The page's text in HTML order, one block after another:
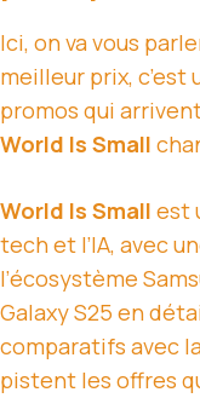
Ici, on va vous
meilleur prix,
promos qui
World Is Small
World Is Small est
tech et l’IA, avec
l’écosystème
Galaxy S25 en
comparatifs avec
pistent les offres